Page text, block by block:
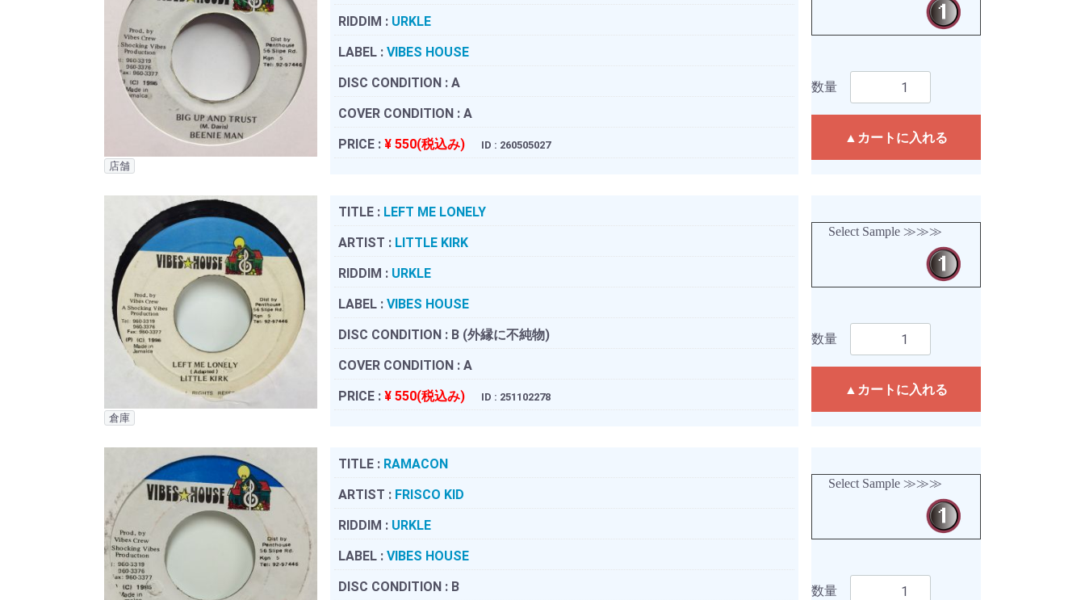
店舗
RIDDIM : URKLE
LABEL : VIBES HOUSE
DISC CONDITION : A
COVER CONDITION : A
PRICE : ¥ 550(税込み) ID : 260505027
数量
▲カートに入れる
倉庫
TITLE : LEFT ME LONELY
ARTIST : LITTLE KIRK
RIDDIM : URKLE
LABEL : VIBES HOUSE
DISC CONDITION : B (外縁に不純物)
COVER CONDITION : A
PRICE : ¥ 550(税込み) ID : 251102278
Select Sample ≫≫≫
数量
▲カートに入れる
TITLE : RAMACON
ARTIST : FRISCO KID
RIDDIM : URKLE
LABEL : VIBES HOUSE
DISC CONDITION : B
Select Sample ≫≫≫
数量